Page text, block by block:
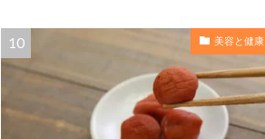
美容と健康